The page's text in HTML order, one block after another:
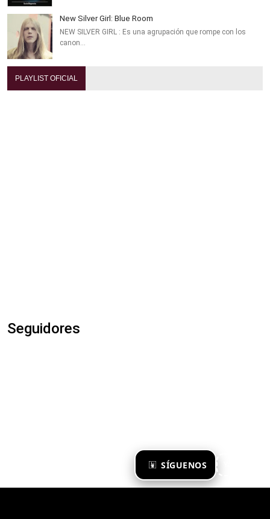
SÍGUENOS
New Silver Girl: Blue Room
NEW SILVER GIRL : Es una agrupación que rompe con los
canon…
PLAYLIST OFICIAL
Seguidores